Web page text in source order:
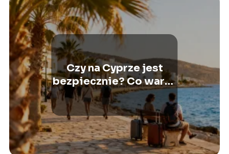
Czy na Cyprze jest
bezpiecznie? Co warto
wiedzieć przed
wyjazdem?